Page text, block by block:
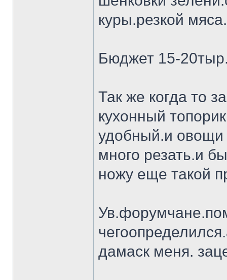
куры.резкой
Бюджет 15-
Так же когда то
кухонный
удобный.и овощи
много резать.и
ножу еще такой
дамаск меня.